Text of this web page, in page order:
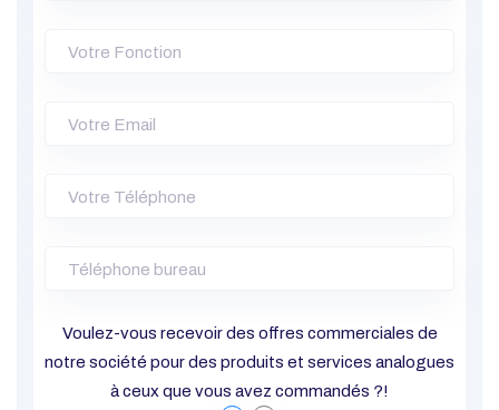
Voulez-vous recevoir des offres commerciales de
notre société pour des produits et services analogues
à ceux que vous avez commandés ?!